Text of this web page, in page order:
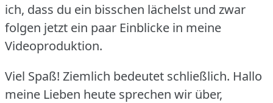
ich, dass du ein bisschen lächelst und zwar
folgen jetzt ein paar Einblicke in meine
Videoproduktion.
Viel Spaß! Ziemlich bedeutet schließlich. Hallo
meine Lieben heute sprechen wir über,